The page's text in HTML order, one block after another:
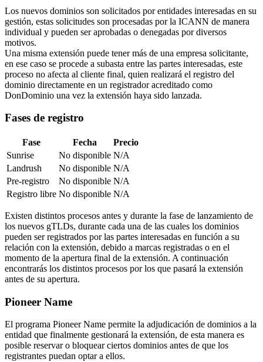
Los nuevos dominios son solicitados por entidades interesadas en su
gestión, estas solicitudes son procesadas por la ICANN de manera
individual y pueden ser aprobadas o denegadas por diversos
motivos.
Una misma extensión puede tener más de una empresa solicitante,
en ese caso se procede a subasta entre las partes interesadas, este
proceso no afecta al cliente final, quien realizará el registro del
dominio directamente en un registrador acreditado como
DonDominio una vez la extensión haya sido lanzada.
Fases de registro
Fase Fecha
Precio
Sunrise
No disponible N/A
Landrush
No disponible N/A
Pre-registro
No disponible N/A
Registro libre No disponible N/A
Existen distintos procesos antes y durante la fase de lanzamiento de
los nuevos gTLDs, durante cada una de las cuales los dominios
pueden ser registrados por las partes interesadas en función a su
relación con la extensión, debido a marcas registradas o en el
momento de la apertura final de la extensión. A continuación
encontrarás los distintos procesos por los que pasará la extensión
antes de su apertura.
Pioneer Name
El programa Pioneer Name permite la adjudicación de dominios a la
entidad que finalmente gestionará la extensión, de esta manera es
posible reservar o bloquear ciertos dominios antes de que los
registrantes puedan optar a ellos.